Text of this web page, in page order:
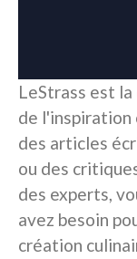
LeStrass est
de l'inspiration
des articles
ou des
des experts,
avez besoin
création